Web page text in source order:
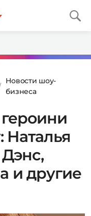
Новости шоу-
бизнеса
Наталья
и другие